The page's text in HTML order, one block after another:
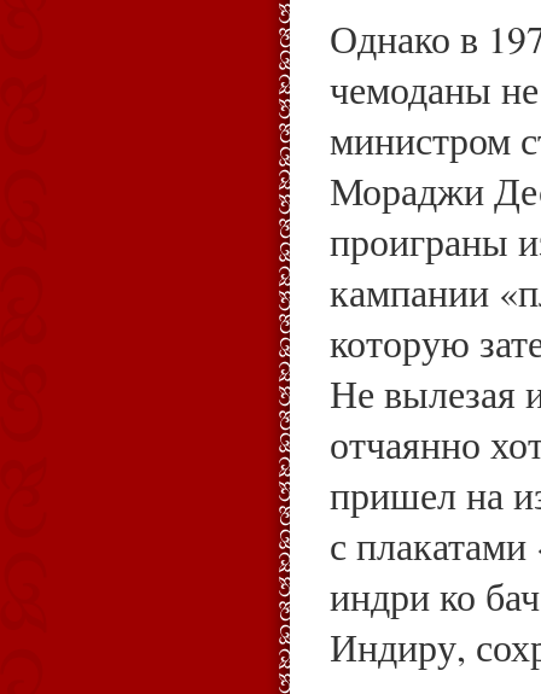
Однако в
чемоданы
министром
Мораджи
проиграны
кампании
которую
Не вылезая
отчаянно
пришел на
с
индри ко
Индиру,